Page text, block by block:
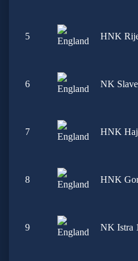
5 HNK
6 NK
7 HNK
8 HNK
9 NK Istra